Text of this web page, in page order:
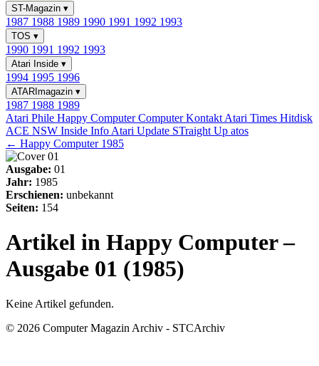
ST-Magazin ▾
1987 1988 1989 1990 1991 1992 1993
TOS ▾
1990 1991 1992 1993
Atari Inside ▾
1994 1995 1996
ATARImagazin ▾
1987 1988 1989
Atari Phile Happy ComputerComputer Kontakt Atari Times Hitdisk
ACE NSW Inside Info Atari Update STraight Up atos
← Happy Computer 1985
Ausgabe: 01
Jahr: 1985
Erschienen: unbekannt
Seiten: 154
Artikel in Happy Computer –
Ausgabe 01 (1985)
Keine Artikel gefunden.
© 2026 Computer Magazin Archiv - STCArchiv